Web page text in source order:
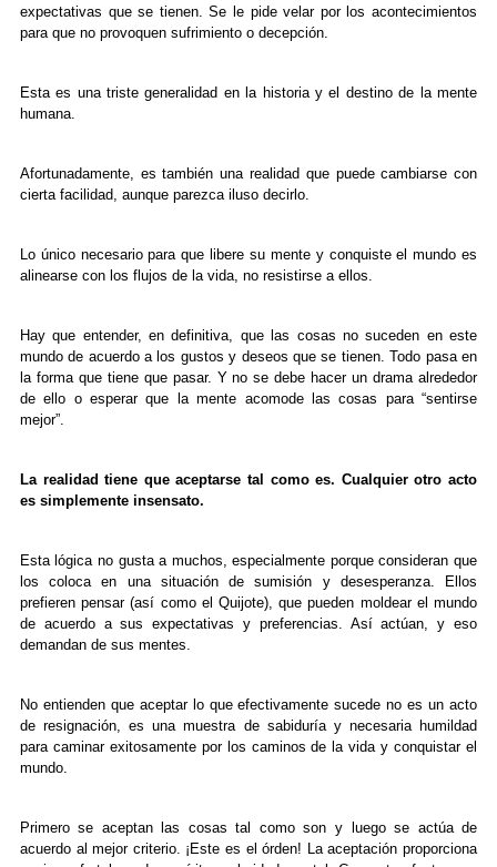
expectativas que se tienen. Se le pide velar por los acontecimientos
para que no provoquen sufrimiento o decepción.
Esta es una triste generalidad en la historia y el destino de la mente
humana.
Afortunadamente, es también una realidad que puede cambiarse con
cierta facilidad, aunque parezca iluso decirlo.
Lo único necesario para que libere su mente y conquiste el mundo es
alinearse con los flujos de la vida, no resistirse a ellos.
Hay que entender, en definitiva, que las cosas no suceden en este
mundo de acuerdo a los gustos y deseos que se tienen. Todo pasa en
la forma que tiene que pasar. Y no se debe hacer un drama alrededor
de ello o esperar que la mente acomode las cosas para “sentirse
mejor”.
La realidad tiene que aceptarse tal como es. Cualquier otro acto
es simplemente insensato.
Esta lógica no gusta a muchos, especialmente porque consideran que
los coloca en una situación de sumisión y desesperanza. Ellos
prefieren pensar (así como el Quijote), que pueden moldear el mundo
de acuerdo a sus expectativas y preferencias. Así actúan, y eso
demandan de sus mentes.
No entienden que aceptar lo que efectivamente sucede no es un acto
de resignación, es una muestra de sabiduría y necesaria humildad
para caminar exitosamente por los caminos de la vida y conquistar el
mundo.
Primero se aceptan las cosas tal como son y luego se actúa de
acuerdo al mejor criterio. ¡Este es el órden! La aceptación proporciona